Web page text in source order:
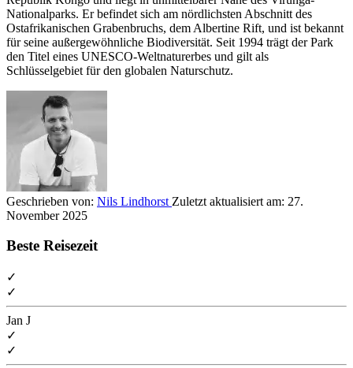
Nationalparks. Er befindet sich am nördlichsten Abschnitt des
Ostafrikanischen Grabenbruchs, dem Albertine Rift, und ist bekannt
für seine außergewöhnliche Biodiversität. Seit 1994 trägt der Park
den Titel eines UNESCO-Weltnaturerbes und gilt als
Schlüsselgebiet für den globalen Naturschutz.
Geschrieben von: Nils Lindhorst Zuletzt aktualisiert am: 27.
November 2025
Beste Reisezeit
✓
✓
Jan J
✓
✓